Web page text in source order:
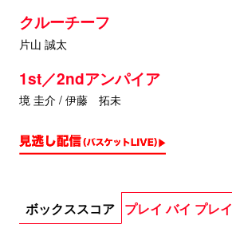
クルーチーフ
片山 誠太
1st／2ndアンパイア
境 圭介 / 伊藤 拓未
ボックススコア プレイ バイ プレイ